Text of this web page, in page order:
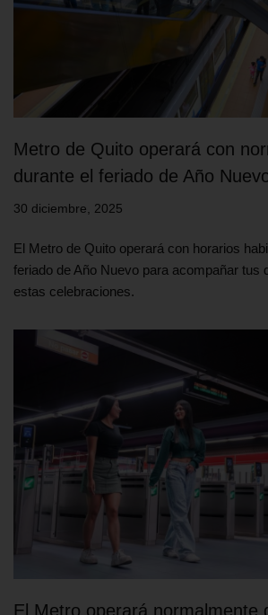
Metro de Quito operará con
durante el feriado de Año
30 diciembre, 2025
El Metro de Quito operará con horarios
feriado de Año Nuevo para acompañar tus
estas celebraciones.
El Metro operará normalmente